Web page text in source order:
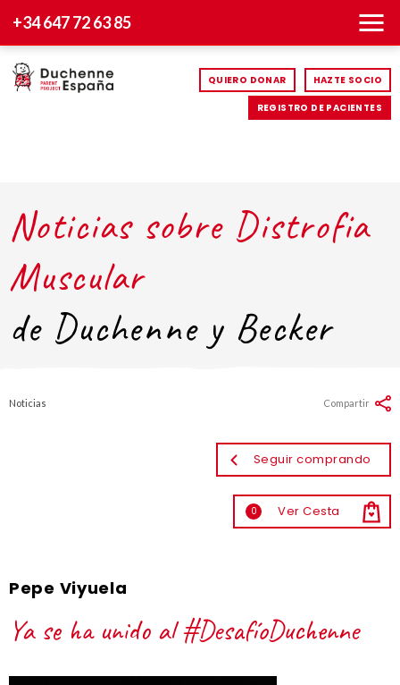
+34 647 72 63 85
QUIERO DONAR HAZTE SOCIO
REGISTRO DE PACIENTES
Noticias sobre Distrofia
Muscular
de Duchenne y Becker
Noticias
Seguir comprando
0 Ver Cesta
Compartir
Pepe Viyuela
Ya se ha unido al #DesafíoDuchenne